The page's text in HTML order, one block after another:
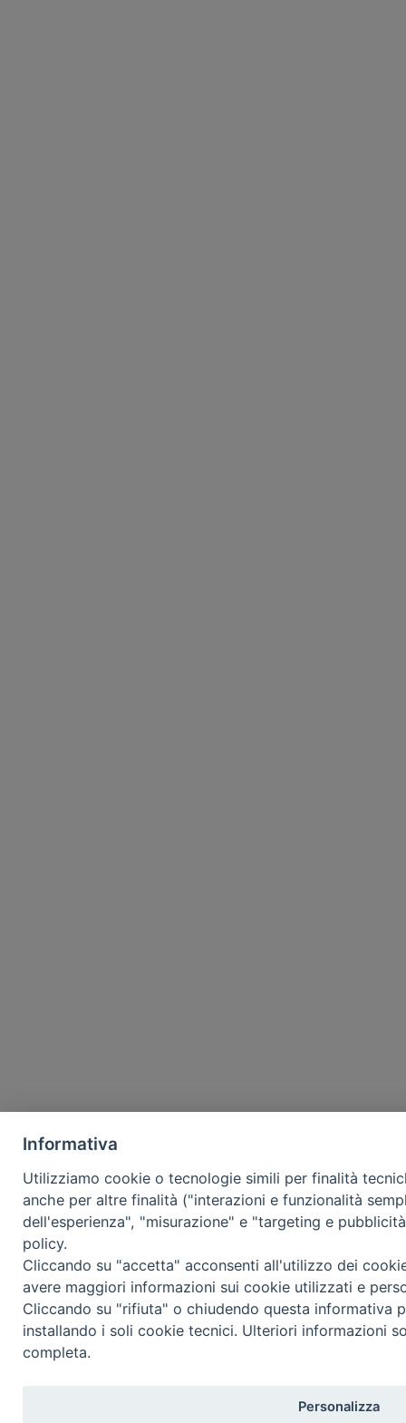
Informativa
Utilizziamo cookie o tecnologie simili per finalità
anche per altre finalità ("interazioni e funzionalità
dell'esperienza", "misurazione" e "targeting e
policy.
Cliccando su "accetta" acconsenti all'utilizzo dei
avere maggiori informazioni sui cookie utilizzati e
Cliccando su "rifiuta" o chiudendo questa informativa
installando i soli cookie tecnici. Ulteriori informazioni
completa.
Personalizza